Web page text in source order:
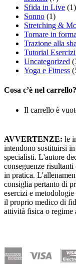
Sfida in Live (1)
Sonno (1)
Stretching &
Tornare in forma
Trazione alla
Tutorial
Uncategorized
Yoga e Fitness
Cosa c’è nel carrello?
Il carrello è
AVVERTENZE: le
intendono sostituirsi
specialisti. L'autore
conseguenze
in pratica.
consiglia pertanto di
esercizi e
il proprio medico di
attività fisica o regime